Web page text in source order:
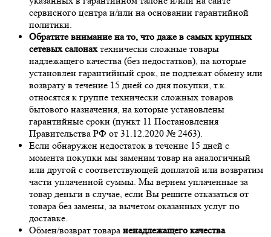
сервисного центра и/или на основании гарантийной
политики.
Обратите внимание на то, что даже в самых крупных
сетевых салонахтехнически сложные товары
надлежащего качества (без недостатков), на которые
установлен гарантийный срок, не подлежат обмену или
возврату в течение 15 дней со дня покупки, т.к.
относятся к группе технически сложных товаров
бытового назначения, на которые установлены
гарантийные сроки (пункт 11 Постановления
Правительства РФ от 31.12.2020 № 2463).
Если обнаружен недостаток в течение 15 дней с
момента покупки мы заменим товар на аналогичный
или другой с соответствующей доплатой или возвратим
части уплаченной суммы. Мы вернем уплаченные за
товар деньги в случае, если Вы решите отказаться от
товара без замены, за вычетом оказанных услуг по
доставке.
Обмен/возврат товара ненадлежащего качества